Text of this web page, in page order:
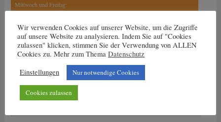
Mittwoch und Freitag:
15.30 Uhr bis 17 Uhr
Nachricht an den Trainer
Deine E-Mail-Adresse
Wir verwenden Cookies auf unserer Website, um die Zugriffe
auf unsere Website zu analysieren. Indem Sie auf "Cookies
zulassen" klicken, stimmen Sie der Verwendung von ALLEN
Cookies zu. Mehr zum Thema Datenschutz
Einstellungen
Nur notwendige Cookies
Cookies zulassen